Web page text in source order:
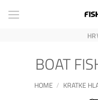
BOAT
HOME / KRATKE